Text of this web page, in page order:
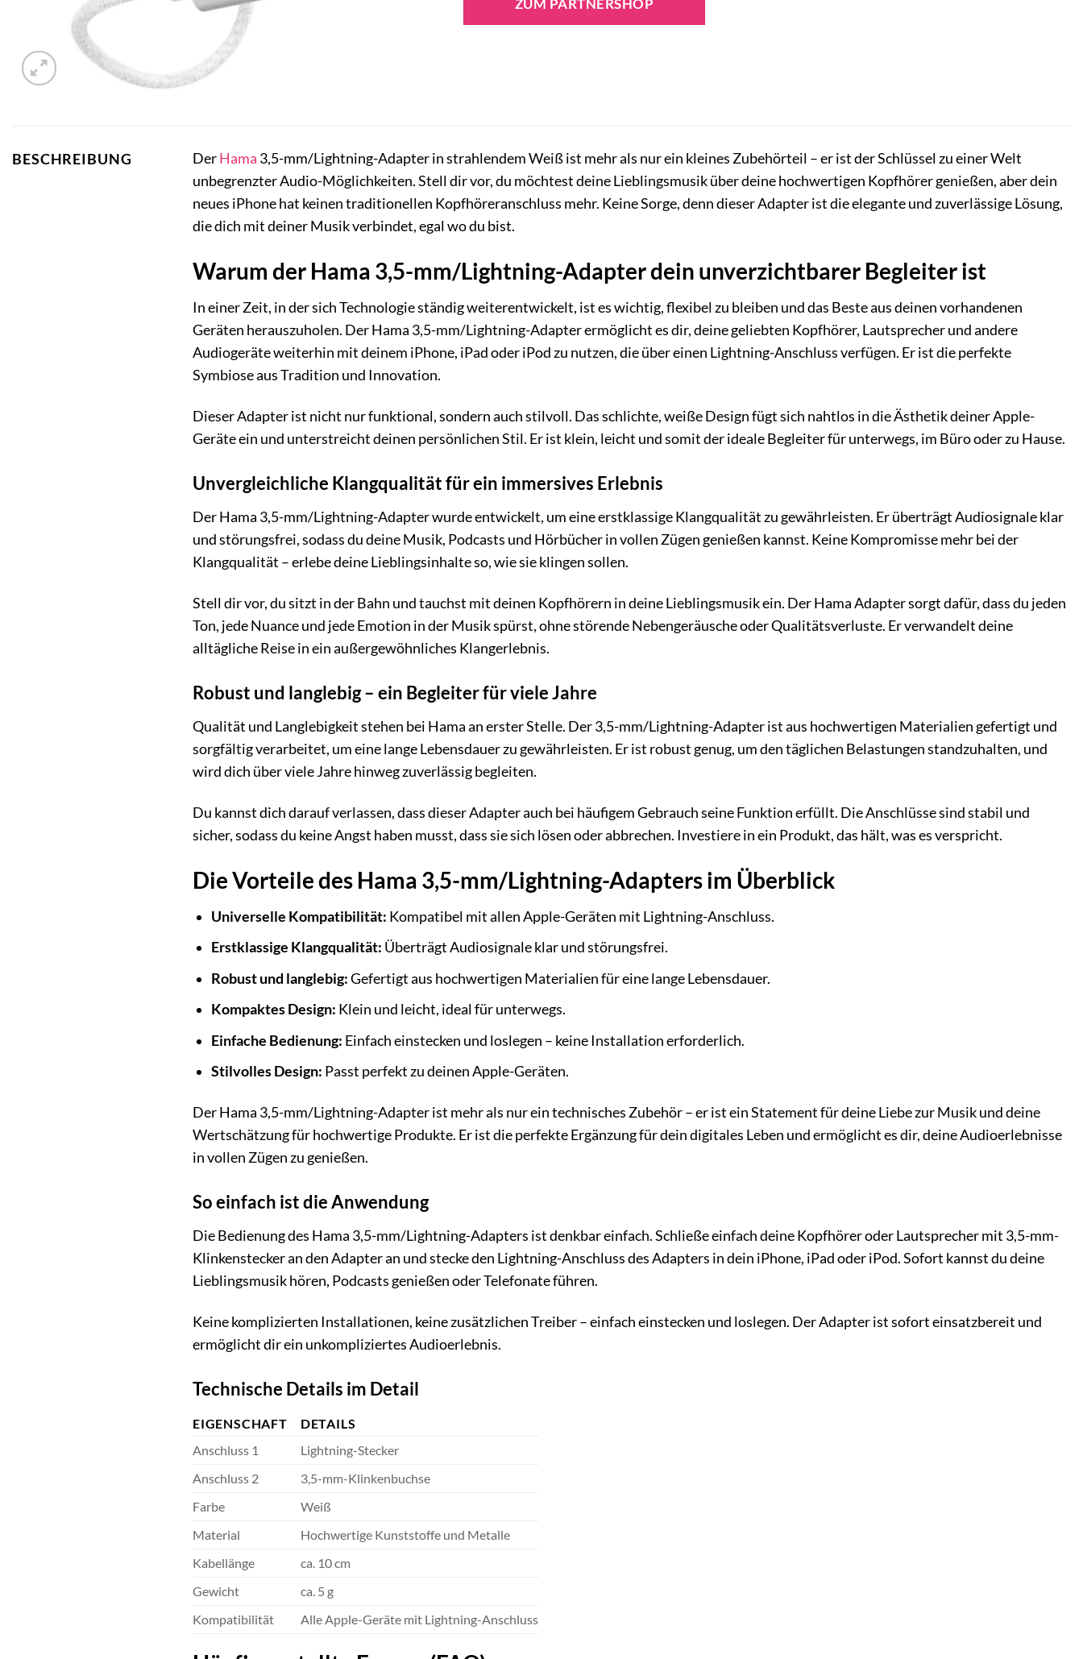
ZUM PARTNERSHOP
BESCHREIBUNG DerHama 3,5-mm/Lightning-Adapter in strahlendem Weiß ist mehr als nur ein kleines Zubehörteil – er ist der Schlüssel zu einer Welt
unbegrenzter Audio-Möglichkeiten. Stell dir vor, du möchtest deine Lieblingsmusik über deine hochwertigen Kopfhörer genießen, aber dein
neues iPhone hat keinen traditionellen Kopfhöreranschluss mehr. Keine Sorge, denn dieser Adapter ist die elegante und zuverlässige Lösung,
die dich mit deiner Musik verbindet, egal wo du bist.
Warum der Hama 3,5-mm/Lightning-Adapter dein unverzichtbarer Begleiter ist
In einer Zeit, in der sich Technologie ständig weiterentwickelt, ist es wichtig, flexibel zu bleiben und das Beste aus deinen vorhandenen
Geräten herauszuholen. Der Hama 3,5-mm/Lightning-Adapter ermöglicht es dir, deine geliebten Kopfhörer, Lautsprecher und andere
Audiogeräte weiterhin mit deinem iPhone, iPad oder iPod zu nutzen, die über einen Lightning-Anschluss verfügen. Er ist die perfekte
Symbiose aus Tradition und Innovation.
Dieser Adapter ist nicht nur funktional, sondern auch stilvoll. Das schlichte, weiße Design fügt sich nahtlos in die Ästhetik deiner Apple-
Geräte ein und unterstreicht deinen persönlichen Stil. Er ist klein, leicht und somit der ideale Begleiter für unterwegs, im Büro oder zu Hause.
Unvergleichliche Klangqualität für ein immersives Erlebnis
Der Hama 3,5-mm/Lightning-Adapter wurde entwickelt, um eine erstklassige Klangqualität zu gewährleisten. Er überträgt Audiosignale klar
und störungsfrei, sodass du deine Musik, Podcasts und Hörbücher in vollen Zügen genießen kannst. Keine Kompromisse mehr bei der
Klangqualität – erlebe deine Lieblingsinhalte so, wie sie klingen sollen.
Stell dir vor, du sitzt in der Bahn und tauchst mit deinen Kopfhörern in deine Lieblingsmusik ein. Der Hama Adapter sorgt dafür, dass du jeden
Ton, jede Nuance und jede Emotion in der Musik spürst, ohne störende Nebengeräusche oder Qualitätsverluste. Er verwandelt deine
alltägliche Reise in ein außergewöhnliches Klangerlebnis.
Robust und langlebig – ein Begleiter für viele Jahre
Qualität und Langlebigkeit stehen bei Hama an erster Stelle. Der 3,5-mm/Lightning-Adapter ist aus hochwertigen Materialien gefertigt und
sorgfältig verarbeitet, um eine lange Lebensdauer zu gewährleisten. Er ist robust genug, um den täglichen Belastungen standzuhalten, und
wird dich über viele Jahre hinweg zuverlässig begleiten.
Du kannst dich darauf verlassen, dass dieser Adapter auch bei häufigem Gebrauch seine Funktion erfüllt. Die Anschlüsse sind stabil und
sicher, sodass du keine Angst haben musst, dass sie sich lösen oder abbrechen. Investiere in ein Produkt, das hält, was es verspricht.
Die Vorteile des Hama 3,5-mm/Lightning-Adapters im Überblick
Universelle Kompatibilität: Kompatibel mit allen Apple-Geräten mit Lightning-Anschluss.
Erstklassige Klangqualität: Überträgt Audiosignale klar und störungsfrei.
Robust und langlebig:Gefertigt aus hochwertigen Materialien für eine lange Lebensdauer.
Kompaktes Design: Klein und leicht, ideal für unterwegs.
Einfache Bedienung: Einfach einstecken und loslegen – keine Installation erforderlich.
Stilvolles Design: Passt perfekt zu deinen Apple-Geräten.
Der Hama 3,5-mm/Lightning-Adapter ist mehr als nur ein technisches Zubehör – er ist ein Statement für deine Liebe zur Musik und deine
Wertschätzung für hochwertige Produkte. Er ist die perfekte Ergänzung für dein digitales Leben und ermöglicht es dir, deine Audioerlebnisse
in vollen Zügen zu genießen.
So einfach ist die Anwendung
Die Bedienung des Hama 3,5-mm/Lightning-Adapters ist denkbar einfach. Schließe einfach deine Kopfhörer oder Lautsprecher mit 3,5-mm-
Klinkenstecker an den Adapter an und stecke den Lightning-Anschluss des Adapters in dein iPhone, iPad oder iPod. Sofort kannst du deine
Lieblingsmusik hören, Podcasts genießen oder Telefonate führen.
Keine komplizierten Installationen, keine zusätzlichen Treiber – einfach einstecken und loslegen. Der Adapter ist sofort einsatzbereit und
ermöglicht dir ein unkompliziertes Audioerlebnis.
Technische Details im Detail
EIGENSCHAFT
DETAILS
Anschluss 1
Lightning-Stecker
Anschluss 2
3,5-mm-Klinkenbuchse
Farbe
Weiß
Material
Hochwertige Kunststoffe und Metalle
Kabellänge
ca. 10 cm
Gewicht
ca. 5 g
Kompatibilität
Alle Apple-Geräte mit Lightning-Anschluss